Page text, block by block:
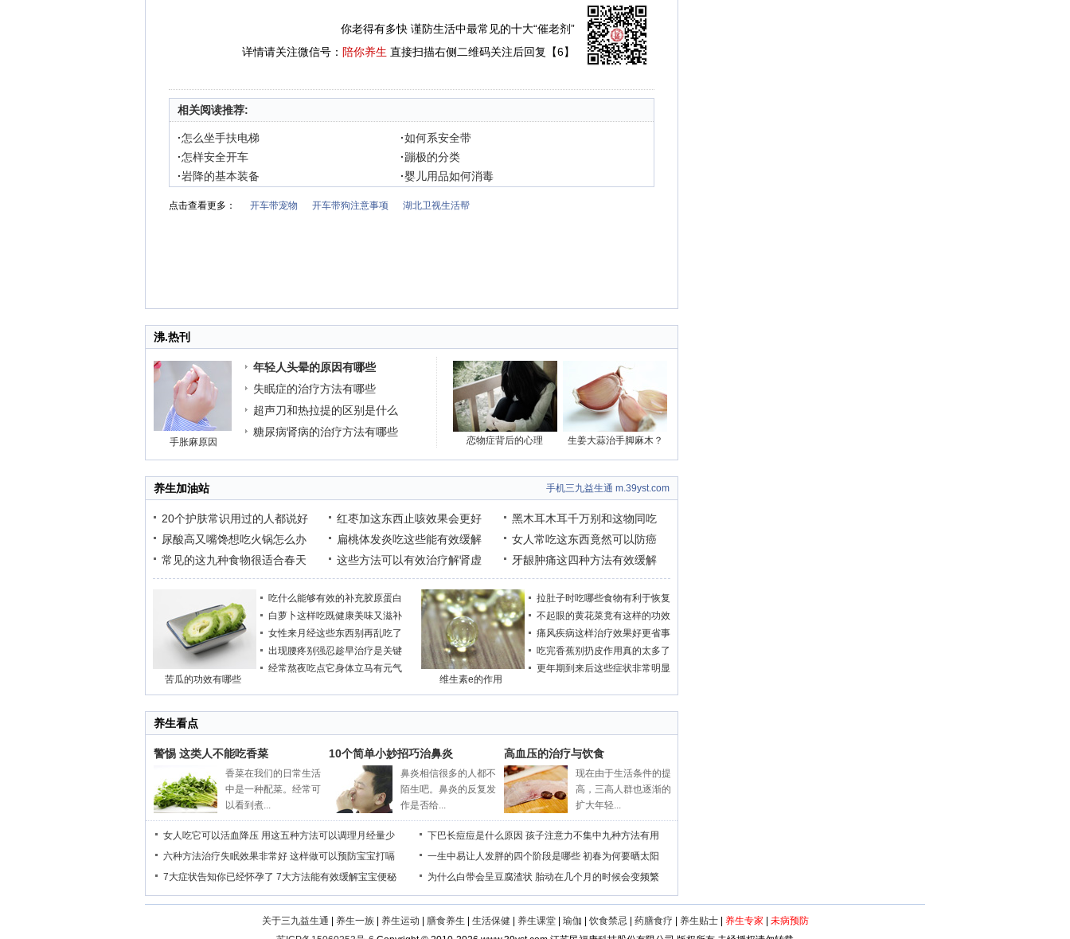
你老得有多快 谨防生活中最常见的十大“催老剂”
详情请关注微信号： 陪你养生 直接扫描右侧二维码关注后回复【6】
相关阅读推荐:
·怎么坐手扶电梯 ·如何系安全带
·怎样安全开车 ·蹦极的分类
·岩降的基本装备 ·婴儿用品如何消毒
点击查看更多： 开车带宠物 开车带狗注意事项 湖北卫视生活帮
沸.热刊
手胀麻原因
年轻人头晕的原因有哪些
失眠症的治疗方法有哪些
超声刀和热拉提的区别是什么
糖尿病肾病的治疗方法有哪些
恋物症背后的心理 生姜大蒜治手脚麻木？
养生加油站 手机三九益生通 m.39yst.com
20个护肤常识用过的人都说好
尿酸高又嘴馋想吃火锅怎么办
常见的这九种食物很适合春天
红枣加这东西止咳效果会更好
扁桃体发炎吃这些能有效缓解
这些方法可以有效治疗解肾虚
黑木耳木耳千万别和这物同吃
女人常吃这东西竟然可以防癌
牙龈肿痛这四种方法有效缓解
苦瓜的功效有哪些
吃什么能够有效的补充胶原蛋白
白萝卜这样吃既健康美味又滋补
女性来月经这些东西别再乱吃了
出现腰疼别强忍趁早治疗是关键
经常熬夜吃点它身体立马有元气
维生素e的作用
拉肚子时吃哪些食物有利于恢复
不起眼的黄花菜竟有这样的功效
痛风疾病这样治疗效果好更省事
吃完香蕉别扔皮作用真的太多了
更年期到来后这些症状非常明显
养生看点
警惕 这类人不能吃香菜
香菜在我们的日常生活
中是一种配菜。经常可
以看到煮...
10个简单小妙招巧治鼻炎
鼻炎相信很多的人都不
陌生吧。鼻炎的反复发
作是否给...
高血压的治疗与饮食
现在由于生活条件的提
高，三高人群也逐渐的
扩大年轻...
女人吃它可以活血降压 用这五种方法可以调理月经量少
六种方法治疗失眠效果非常好 这样做可以预防宝宝打嗝
7大症状告知你已经怀孕了 7大方法能有效缓解宝宝便秘
下巴长痘痘是什么原因 孩子注意力不集中九种方法有用
一生中易让人发胖的四个阶段是哪些 初春为何要晒太阳
为什么白带会呈豆腐渣状 胎动在几个月的时候会变频繁
关于三九益生通 养生一族| 养生运动 膳食养生 生活保健 养生课堂| 瑜伽 饮食禁忌 药膳食疗 养生贴士| 养生专家
未病预防